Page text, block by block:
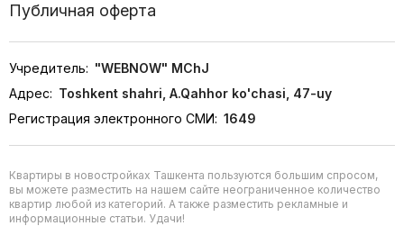
Публичная оферта
Учредитель: "WEBNOW" MChJ
Адрес: Toshkent shahri, A.Qahhor ko'chasi, 47-uy
Регистрация электронного СМИ: 1649
Квартиры в новостройках Ташкента пользуются большим спросом,
вы можете разместить на нашем сайте неограниченное количество
квартир любой из категорий. А также разместить рекламные и
информационные статьи. Удачи!